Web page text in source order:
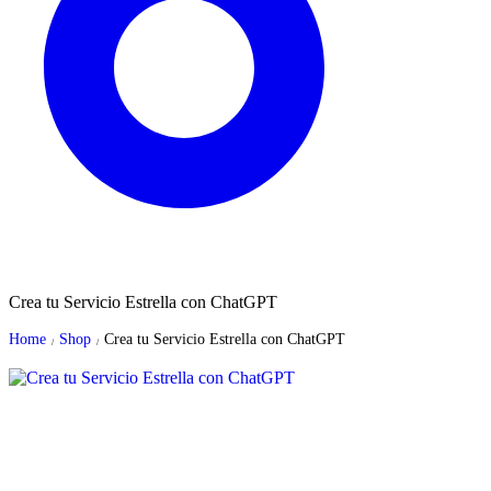
Crea tu Servicio Estrella con ChatGPT
Home / Shop / Crea tu Servicio Estrella con ChatGPT